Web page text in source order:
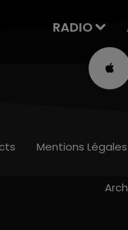
RADIO
Mentions Légales